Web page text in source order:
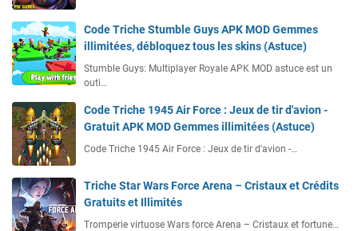
Code Triche Stumble Guys APK MOD Gemmes
illimitées, débloquez tous les skins (Astuce)
Stumble Guys: Multiplayer Royale APK MOD astuce est un
outi…
Code Triche 1945 Air Force : Jeux de tir d'avion -
Gratuit APK MOD Gemmes illimitées (Astuce)
Code Triche 1945 Air Force : Jeux de tir d'avion -…
Triche Star Wars Force Arena – Cristaux et Crédits
Gratuits et Illimités
Tromperie virtuose Wars force Arena – Cristaux et fortune…